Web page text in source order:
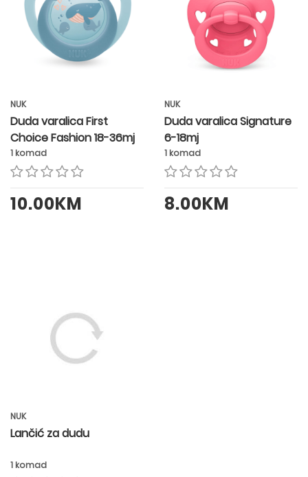
NUK
Duda varalica First
Choice Fashion 18-36mj
1 komad
10.00KM
NUK
Duda varalica Signature
6-18mj
1 komad
8.00KM
NUK
Lančić za dudu
1 komad